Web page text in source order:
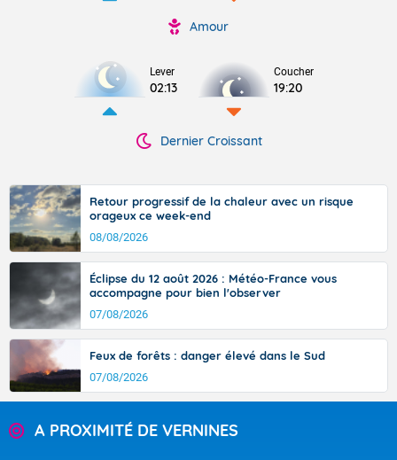
Amour
Lever
02:13
Coucher
19:20
Dernier Croissant
Retour progressif de la chaleur avec un risque
orageux ce week-end
08/08/2026
Éclipse du 12 août 2026 : Météo-France vous
accompagne pour bien l'observer
07/08/2026
Feux de forêts : danger élevé dans le Sud
07/08/2026
A PROXIMITÉ DE VERNINES